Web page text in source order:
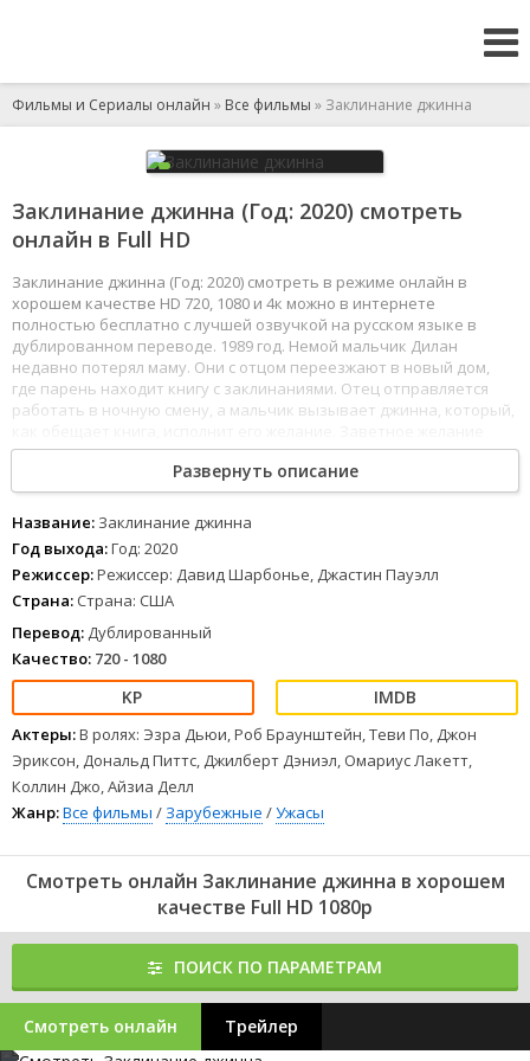
Фильмы и Сериалы онлайн » Все фильмы » Заклинание джинна
Заклинание джинна (Год: 2020) смотреть
онлайн в Full HD
Заклинание джинна (Год: 2020) смотреть в режиме онлайн в
хорошем качестве HD 720, 1080 и 4к можно в интернете
полностью бесплатно с лучшей озвучкой на русском языке в
дублированном переводе. 1989 год. Немой мальчик Дилан
недавно потерял маму. Они с отцом переезжают в новый дом,
где парень находит книгу с заклинаниями. Отец отправляется
работать в ночную смену, а мальчик вызывает джинна, который,
Дилана не исполняется, зато вскоре в доме начинают
происходить странные события.
12345 678
Развернуть описание
Название: Заклинание джинна
Год выхода:Год: 2020
Режиссер:Режиссер: Давид Шарбонье, Джастин Пауэлл
Страна: Страна: США
Перевод: Дублированный
Качество: 720 - 1080
Актеры:В ролях: Эзра Дьюи, Роб Браунштейн, Теви По, Джон
Эриксон, Дональд Питтс, Джилберт Дэниэл, Омариус Лакетт,
Коллин Джо, Айзиа Делл
Жанр:Все фильмы / Зарубежные /Ужасы
Смотреть онлайн Заклинание джинна в хорошем
качестве Full HD 1080p
ПОИСК ПО ПАРАМЕТРАМ
Смотреть онлайн Трейлер